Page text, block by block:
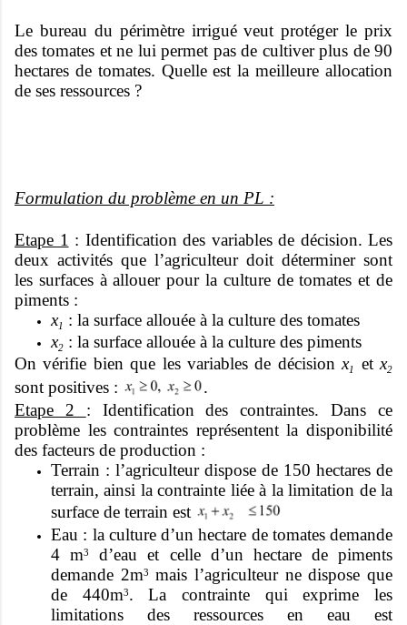
Le bureau du périmètre irrigué veut protéger le prix
des tomates et ne lui permet pas de cultiver plus de 90
hectares de tomates. Quelle est la meilleure allocation
de ses ressources ?
Formulation du problème en un PL :
Etape 1 : Identification des variables de décision. Les
deux activités que l’agriculteur doit déterminer sont
les surfaces à allouer pour la culture de tomates et de
piments :
x1
: la surface allouée à la culture des tomates
x2 : la surface allouée à la culture des piments
On vérifie bien que les variables de décisionx1 etx2
sont positives :
.
Etape 2 : Identification des contraintes. Dans ce
problème les contraintes représentent la disponibilité
des facteurs de production :
Terrain : l’agriculteur dispose de 150 hectares de
terrain, ainsi la contrainte liée à la limitation de la
surface de terrain est
Eau : la culture d’un hectare de tomates demande
4 m3
d’eau et celle d’un hectare de piments
demande 2m3
mais l’agriculteur ne dispose que
de 440m3. La contrainte qui exprime les
limitations des ressources en eau est